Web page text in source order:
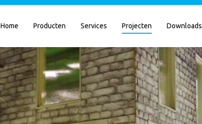
Home Producten Services Projecten Downloads